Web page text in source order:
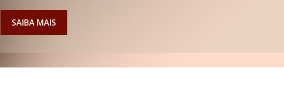
SAIBA MAIS